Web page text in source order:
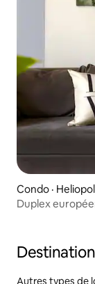
Condo ·
Duplex
Autres types de